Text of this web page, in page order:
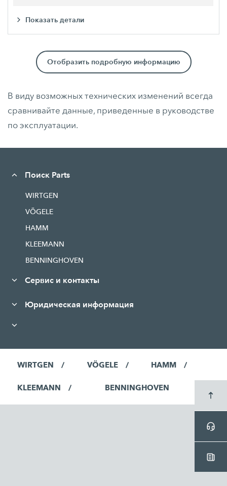
Показать детали
Отобразить подробную информацию
В виду возможных технических изменений всегда
сравнивайте данные, приведенные в руководстве
по эксплуатации.
Поиск Parts
WIRTGEN
VÖGELE
HAMM
KLEEMANN
BENNINGHOVEN
Сервис и контакты
Юридическая информация
WIRTGEN VÖGELE HAMM
KLEEMANN BENNINGHOVEN